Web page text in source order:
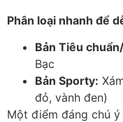
Phân loại nhanh để
Bản Tiêu
Bạc
Bản Sporty:
đỏ, vành đen)
Một điểm đáng chú